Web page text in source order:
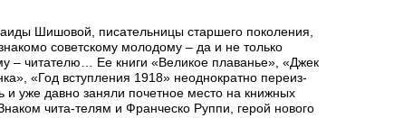
Шишовой, писательницы старшего поколения,
советскому молодому – да и не только
– читателю… Ее книги «Великое плаванье», «Джек
«Год вступления 1918» неоднократно переиз-
и уже давно заняли почетное место на книжных
чита-телям и Франческо Руппи, герой нового